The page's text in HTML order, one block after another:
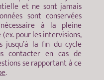
et ne sont jamais
sont conservées
à la pleine
pour les intervisions,
jusqu’à la fin du cycle
contacter en cas de
se rapportant à ce
.